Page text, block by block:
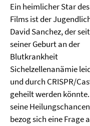
Ein heimlicher Star des
Films ist der
David Sanchez, der seit
seiner Geburt an der
Blutkrankheit
Sichelzellenanämie
und durch CRISPR/
geheilt werden
seine Heilungschancen
bezog sich eine Frage